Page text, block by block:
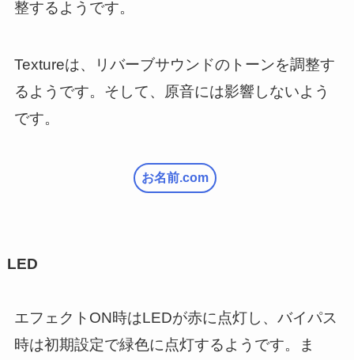
整するようです。
Textureは、リバーブサウンドのトーンを調整す
るようです。そして、原音には影響しないよう
です。
お名前.com
LED
エフェクトON時はLEDが赤に点灯し、バイパス
時は初期設定で緑色に点灯するようです。ま